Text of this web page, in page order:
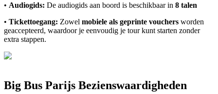
• Audiogids: De audiogids aan boord is beschikbaar in 8 talen
• Tickettoegang: Zowel mobiele als geprinte vouchers worden
geaccepteerd, waardoor je eenvoudig je tour kunt starten zonder
extra stappen.
Big Bus Parijs Bezienswaardigheden